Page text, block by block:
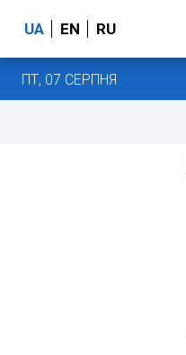
UA EN RU
ПТ, 07 СЕРПНЯ